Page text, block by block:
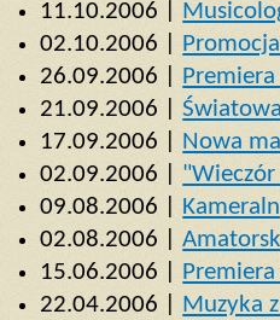
11.10.2006 |
02.10.2006 |
26.09.2006 |
21.09.2006 |
17.09.2006 | Nowa
02.09.2006 |
09.08.2006 |
02.08.2006 |
15.06.2006 |
22.04.2006 | Muzyka